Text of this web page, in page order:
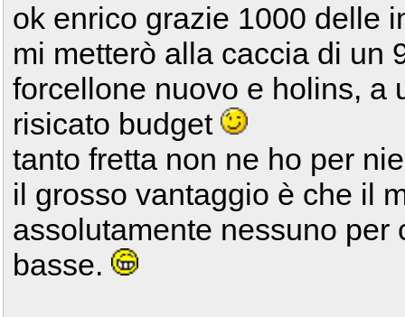
ok enrico grazie 1000 delle
mi metterò alla caccia di un
forcellone nuovo e holins, a
risicato budget
tanto fretta non ne ho per
il grosso vantaggio è che il
assolutamente nessuno
basse.